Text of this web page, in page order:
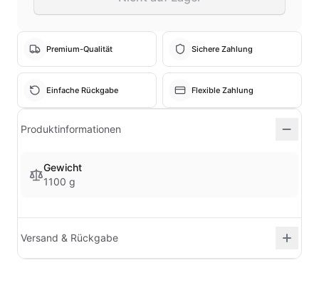
Premium-Qualität Sichere Zahlung
Einfache Rückgabe Flexible Zahlung
Produktinformationen
Gewicht
1100 g
Versand & Rückgabe